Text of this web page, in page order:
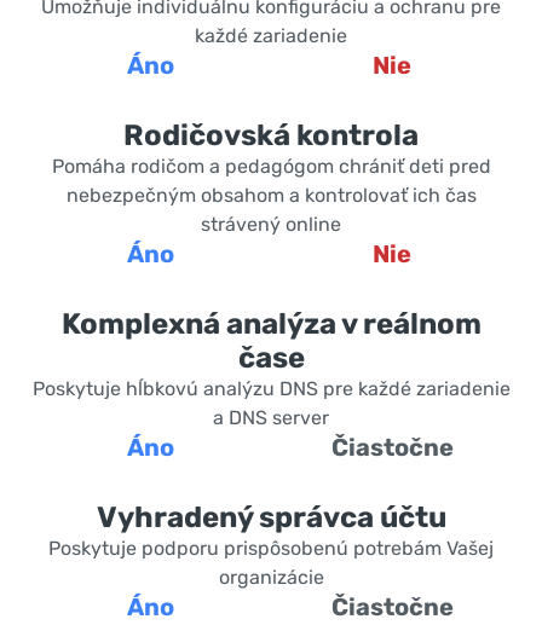
Umožňuje individuálnu konfiguráciu a ochranu pre
každé zariadenie
Áno Nie
Rodičovská kontrola
Pomáha rodičom a pedagógom chrániť deti pred
nebezpečným obsahom a kontrolovať ich čas
strávený online
Áno Nie
Komplexná analýza v reálnom
čase
Poskytuje hĺbkovú analýzu DNS pre každé zariadenie
a DNS server
Áno Čiastočne
Vyhradený správca účtu
Poskytuje podporu prispôsobenú potrebám Vašej
organizácie
Áno Čiastočne